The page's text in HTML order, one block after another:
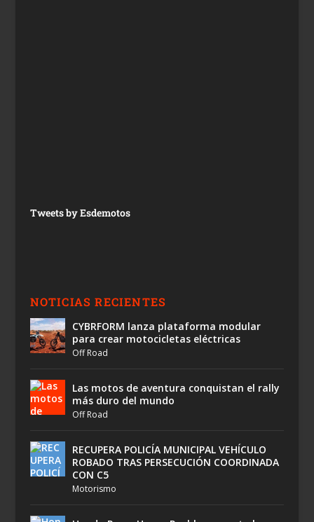
Tweets by Esdemotos
NOTICIAS RECIENTES
CYBRFORM lanza plataforma modular
para crear motocicletas eléctricas
Off Road
Las motos de aventura conquistan el rally
más duro del mundo
Off Road
RECUPERA POLICÍA MUNICIPAL VEHÍCULO
ROBADO TRAS PERSECUCIÓN COORDINADA
CON C5
Motorismo